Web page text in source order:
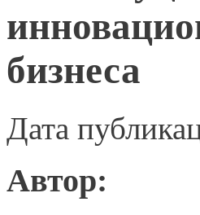
бизнеса
Дата
Автор: